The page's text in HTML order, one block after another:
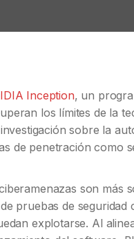
Inception, un
los límites de la
sobre la
de penetración como
son más
pruebas de seguridad
explotarse. Al